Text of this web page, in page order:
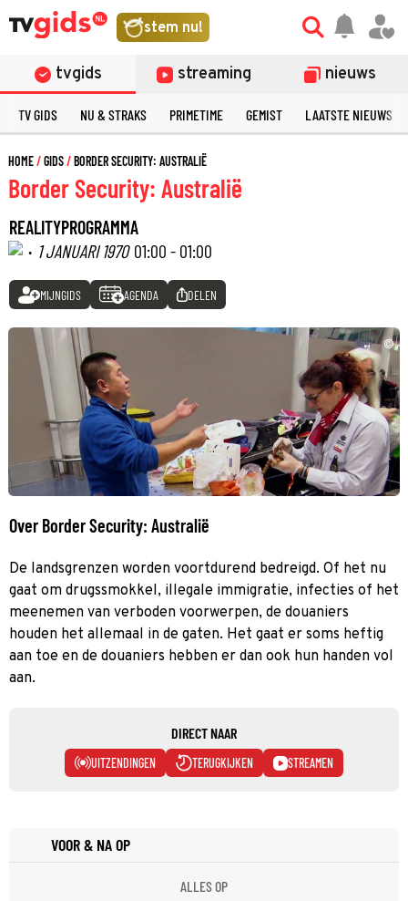
stem nu!
tvgids streaming nieuws
TV GIDS NU & STRAKS PRIMETIME GEMIST LAATSTE NIEUWS
HOME GIDS BORDER SECURITY: AUSTRALIË
Border Security: Australië
REALITYPROGRAMMA
· 1 JANUARI 1970 01:00 - 01:00
MIJNGIDS AGENDA DELEN
©
Over Border Security: Australië
De landsgrenzen worden voortdurend bedreigd. Of het nu
gaat om drugssmokkel, illegale immigratie, infecties of het
meenemen van verboden voorwerpen, de douaniers
houden het allemaal in de gaten. Het gaat er soms heftig
aan toe en de douaniers hebben er dan ook hun handen vol
aan.
DIRECT NAAR
UITZENDINGEN TERUGKIJKEN STREAMEN
VOOR & NA OP
ALLES OP